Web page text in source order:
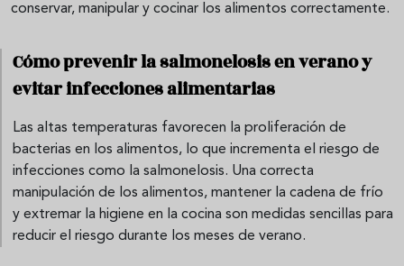
conservar, manipular y cocinar los alimentos correctamente.
Cómo prevenir la salmonelosis en verano y
evitar infecciones alimentarias
Las altas temperaturas favorecen la proliferación de
bacterias en los alimentos, lo que incrementa el riesgo de
infecciones como la salmonelosis. Una correcta
manipulación de los alimentos, mantener la cadena de frío
y extremar la higiene en la cocina son medidas sencillas para
reducir el riesgo durante los meses de verano.